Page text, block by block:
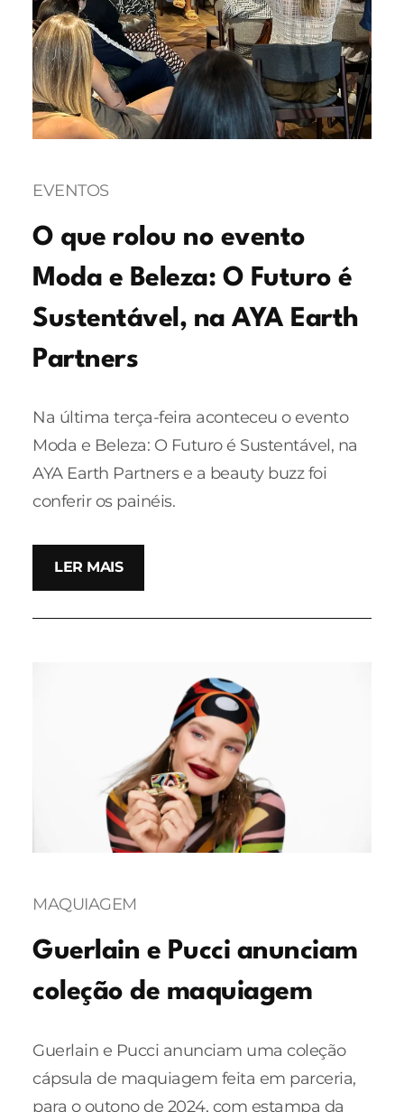
EVENTOS
O que rolou no evento
Moda e Beleza: O Futuro é
Sustentável, na AYA Earth
Partners
Na última terça-feira aconteceu o evento
Moda e Beleza: O Futuro é Sustentável, na
AYA Earth Partners e a beauty buzz foi
conferir os painéis.
LER MAIS
MAQUIAGEM
Guerlain e Pucci anunciam
coleção de maquiagem
Guerlain e Pucci anunciam uma coleção
cápsula de maquiagem feita em parceria,
para o outono de 2024, com estampa da